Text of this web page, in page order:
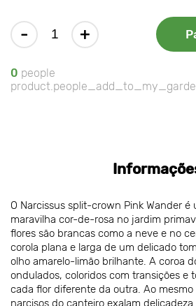
- +
0 people
O Narcissus split-crown Pink Wander é
maravilha cor-de-rosa no jardim
flores são brancas como a neve e no
corola plana e larga de um delicado
olho amarelo-limão brilhante. A coroa
ondulados, coloridos com transições e
cada flor diferente da outra. Ao
narcisos do canteiro exalam